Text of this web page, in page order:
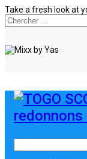
Take a fresh look at
redonnons